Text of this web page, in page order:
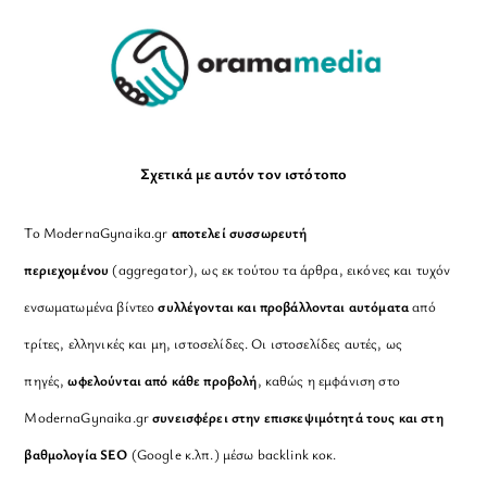
Σχετικά με αυτόν τον ιστότοπο
Το ModernaGynaika.gr αποτελεί συσσωρευτή
περιεχομένου (aggregator), ως εκ τούτου τα άρθρα, εικόνες και τυχόν
ενσωματωμένα βίντεοσυλλέγονται και προβάλλονται αυτόματααπό
τρίτες, ελληνικές και μη, ιστοσελίδες. Οι ιστοσελίδες αυτές, ως
πηγές,ωφελούνται από κάθε προβολή, καθώς η εμφάνιση στο
ModernaGynaika.grσυνεισφέρει στην επισκεψιμότητά τους και στη
βαθμολογία SEO (Google κ.λπ.) μέσω backlink κοκ.